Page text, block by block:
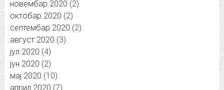
новембар 2020 (2)
октобар 2020 (2)
септембар 2020 (2)
август 2020 (3)
јул 2020 (4)
јун 2020 (2)
мај 2020 (10)
април 2020 (7)